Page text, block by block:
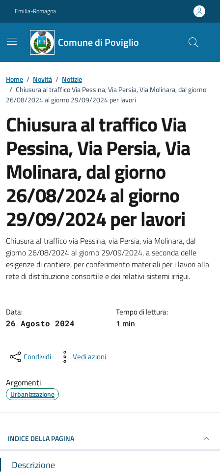
Emilia-Romagna
Comune di Poviglio
Home / Novità / Notizie
/ Chiusura al traffico Via Pessina, Via Persia, Via Molinara, dal giorno
26/08/2024 al giorno 29/09/2024 per lavori
Chiusura al traffico Via
Pessina, Via Persia, Via
Molinara, dal giorno
26/08/2024 al giorno
29/09/2024 per lavori
Dettagli della notizia
Chiusura al traffico via Pessina, via Persia, via Molinara, dal
giorno 26/08/2024 al giorno 29/09/2024, a seconda delle
esigenze di cantiere, per conferimento materiali per i lavori alla
rete di distribuzione consortile e dei relativi sistemi irrigui.
Data:
26 Agosto 2024
Tempo di lettura:
1 min
Condividi Vedi azioni
Argomenti
Urbanizzazione
INDICE DELLA PAGINA
Descrizione